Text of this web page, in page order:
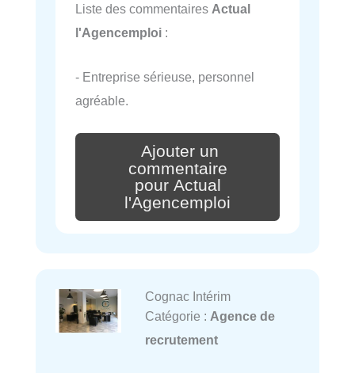
Liste des commentaires Actual
l'Agencemploi :
- Entreprise sérieuse, personnel
agréable.
Ajouter un
commentaire
pour Actual
l'Agencemploi
Cognac Intérim
Catégorie : Agence de
recrutement